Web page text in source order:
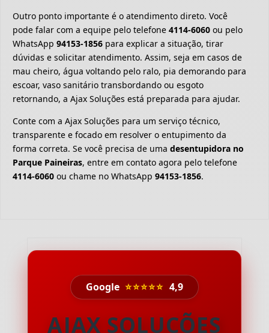
Outro ponto importante é o atendimento direto. Você
pode falar com a equipe pelo telefone 4114-6060 ou pelo
WhatsApp 94153-1856 para explicar a situação, tirar
dúvidas e solicitar atendimento. Assim, seja em casos de
mau cheiro, água voltando pelo ralo, pia demorando para
escoar, vaso sanitário transbordando ou esgoto
retornando, a Ajax Soluções está preparada para ajudar.
Conte com a Ajax Soluções para um serviço técnico,
transparente e focado em resolver o entupimento da
forma correta. Se você precisa de uma desentupidora no
Parque Paineiras, entre em contato agora pelo telefone
4114-6060 ou chame no WhatsApp 94153-1856.
Google ⭐⭐⭐⭐⭐ 4,9
AJAX SOLUÇÕES